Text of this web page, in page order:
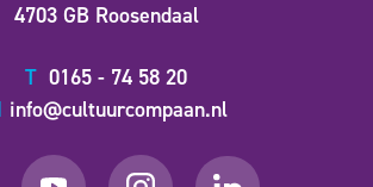
4703 GB Roosendaal
T 0165 - 74 58 20
info@cultuurcompaan.nl